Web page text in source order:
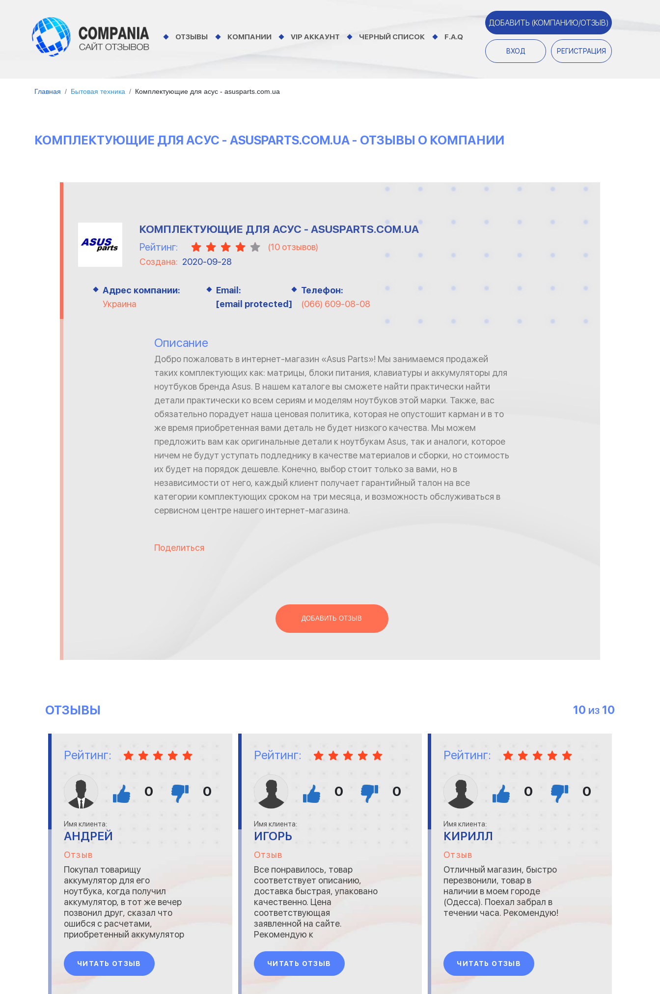
ОТЗЫВЫ КОМПАНИИ VIP АККАУНТ ЧЕРНЫЙ СПИСОК F.A.Q
ДОБАВИТЬ (КОМПАНИЮ/ОТЗЫВ)
ВХОД РЕГИСТРАЦИЯ
Главная Бытовая техника Комплектующие для асус - asusparts.com.ua
КОМПЛЕКТУЮЩИЕ ДЛЯ АСУС - ASUSPARTS.COM.UA - ОТЗЫВЫ О КОМПАНИИ
КОМПЛЕКТУЮЩИЕ ДЛЯ АСУС - ASUSPARTS.COM.UA
Рейтинг: (10 отзывов)
Создана: 2020-09-28
Адрес компании:
Украина
Email:
[email protected]
Телефон:
(066) 609-08-08
Описание
Добро пожаловать в интернет-магазин «Asus Parts»! Мы занимаемся продажей
таких комплектующих как: матрицы, блоки питания, клавиатуры и аккумуляторы для
ноутбуков бренда Asus. В нашем каталоге вы сможете найти практически найти
детали практически ко всем сериям и моделям ноутбуков этой марки. Также, вас
обязательно порадует наша ценовая политика, которая не опустошит карман и в то
же время приобретенная вами деталь не будет низкого качества. Мы можем
предложить вам как оригинальные детали к ноутбукам Asus, так и аналоги, которое
ничем не будут уступать подледнику в качестве материалов и сборки, но стоимость
их будет на порядок дешевле. Конечно, выбор стоит только за вами, но в
независимости от него, каждый клиент получает гарантийный талон на все
категории комплектующих сроком на три месяца, и возможность обслуживаться в
сервисном центре нашего интернет-магазина.
Поделиться
ДОБАВИТЬ ОТЗЫВ
ОТЗЫВЫ 10 ИЗ 10
Рейтинг:
0 0
Имя клиента:
АНДРЕЙ
Отзыв
Покупал товарищу
аккумулятор для его
ноутбука, когда получил
аккумулятор, в тот же вечер
позвонил друг, сказал что
ошибся с расчетами,
приобретенный аккумулятор
маленьким, отправил
обратно. Возврат прошел без
проблем. Следом листал
ЧИТАТЬ ОТЗЫВ
Рейтинг:
0 0
Имя клиента:
ИГОРЬ
Отзыв
Все понравилось, товар
соответствует описанию,
доставка быстрая, упаковано
качественно. Цена
соответствующая
заявленной на сайте.
Рекомендую к
ЧИТАТЬ ОТЗЫВ
Рейтинг:
0 0
Имя клиента:
КИРИЛЛ
Отзыв
Отличный магазин, быстро
перезвонили, товар в
наличии в моем городе
(Одесса). Поехал забрал в
течении часа. Рекомендую!
ЧИТАТЬ ОТЗЫВ